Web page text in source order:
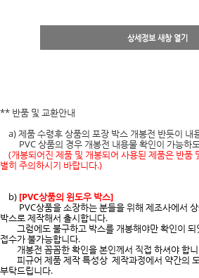
상세정보 새창 열기
** 반품 및 교환안내
a) 제품 수령후 상품의 포장 박스 개봉전 반듯이 내
PVC 상품의 경우 개봉전 내용물 확인이 가능하
(개봉되어진 제품 및 개봉되어 사용된 제품은 반품
별히 주의하시기 바랍니다.)
b)[PVC상품의 윈도우 박스]
PVC상품을 소장하는 분들을 위해 제조사에서 상
박스로 제작해서 출시합니다.
그럼에도 불구하고 박스를 개봉해야만 확인이 되
접수가 불가능합니다.
개봉전 꼼꼼한 확인을 본인께서 직접 하셔야 합
피규어 제품 제작 특성상 제작과정에서 약간의
부탁드립니다.